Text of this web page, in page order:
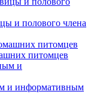
и полового члена
питомцев
и информативным